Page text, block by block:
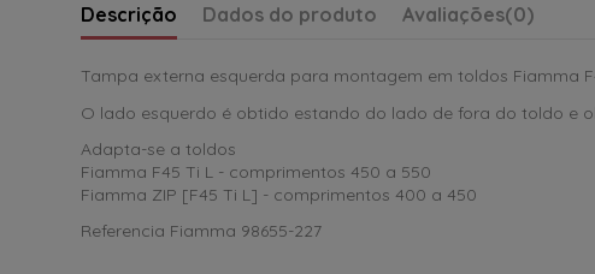
Descrição Dados do produto Avaliações(0)
Tampa externa esquerda para montagem em toldos Fiamma
O lado esquerdo é obtido estando do lado de fora do toldo e
Adapta-se a toldos
Fiamma F45 Ti L - comprimentos 450 a 550
Fiamma ZIP [F45 Ti L] - comprimentos 400 a 450
Referencia Fiamma 98655-227